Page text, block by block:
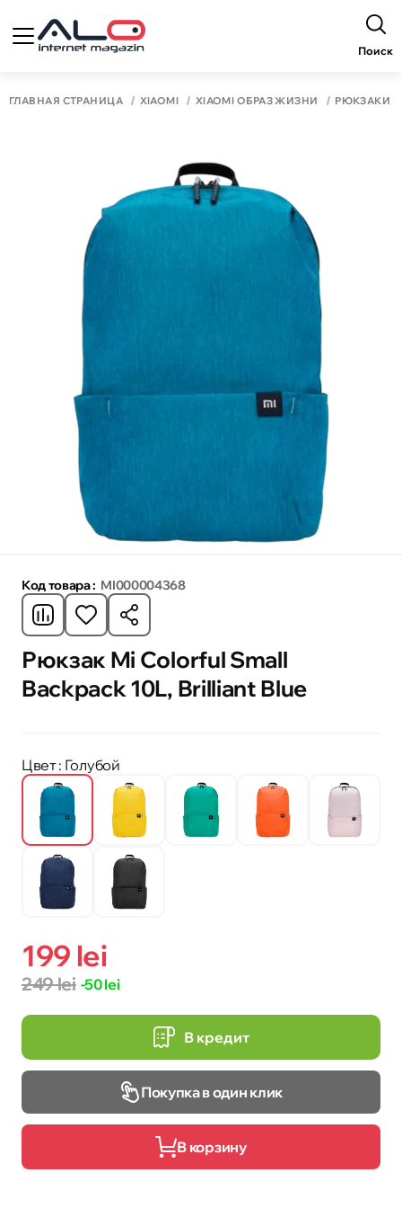
Поиск
ГЛАВНАЯ СТРАНИЦА XIAOMI XIAOMI ОБРАЗ ЖИЗНИ РЮКЗАКИ
Код товара : MI000004368
Рюкзак Mi Colorful Small
Backpack 10L, Brilliant Blue
Цвет: Голубой
199 lei
249 lei -50 lei
В кредит
Покупка в один клик
В корзину